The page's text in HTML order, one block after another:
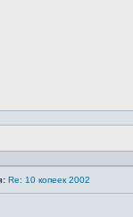
Re: 10 копеек 2002